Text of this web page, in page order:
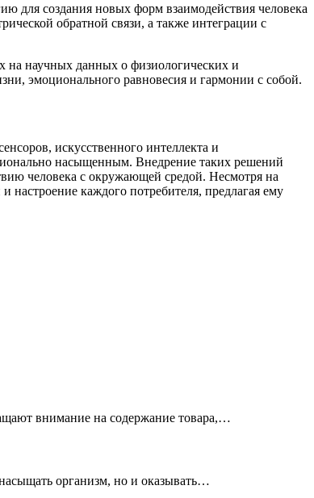
для создания новых форм взаимодействия человека
обратной связи, а также интеграции с
на научных данных о физиологических и
эмоционального равновесия и гармонии с собой.
искусственного интеллекта и
насыщенным. Внедрение таких решений
человека с окружающей средой. Несмотря на
каждого потребителя, предлагая ему
внимание на содержание товара,…
организм, но и оказывать…